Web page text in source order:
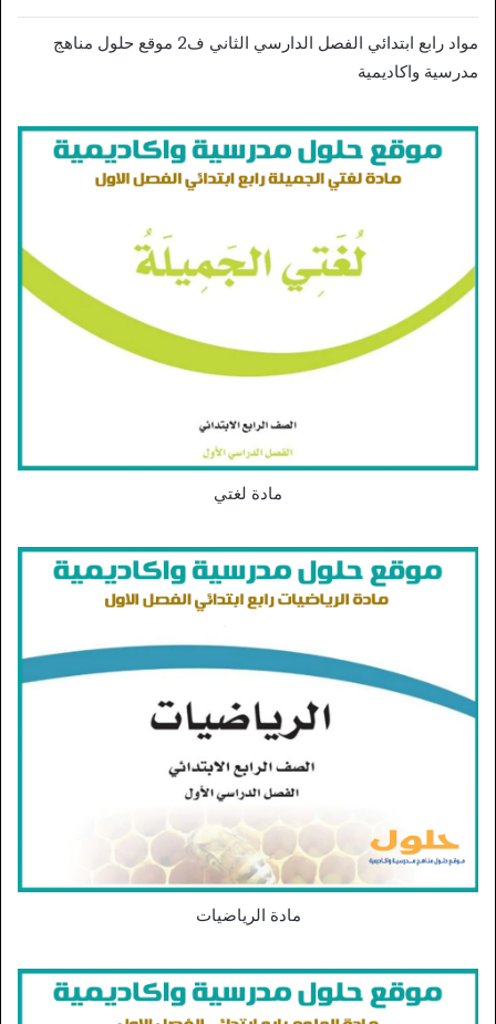
مواد رابع ابتدائي الفصل الدارسي الثاني ف2 موقع حلول مناهج
مدرسية واكاديمية
مادة لغتي
مادة الرياضيات